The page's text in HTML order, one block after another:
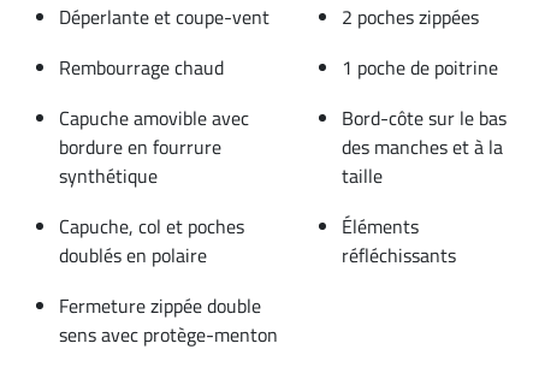
Déperlante et coupe-vent
2 poches zippées
Rembourrage chaud
1 poche de poitrine
Capuche amovible avec
bordure en fourrure
synthétique
Bord-côte sur le bas
des manches et à la
taille
Capuche, col et poches
doublés en polaire
Éléments
réfléchissants
Fermeture zippée double
sens avec protège-menton